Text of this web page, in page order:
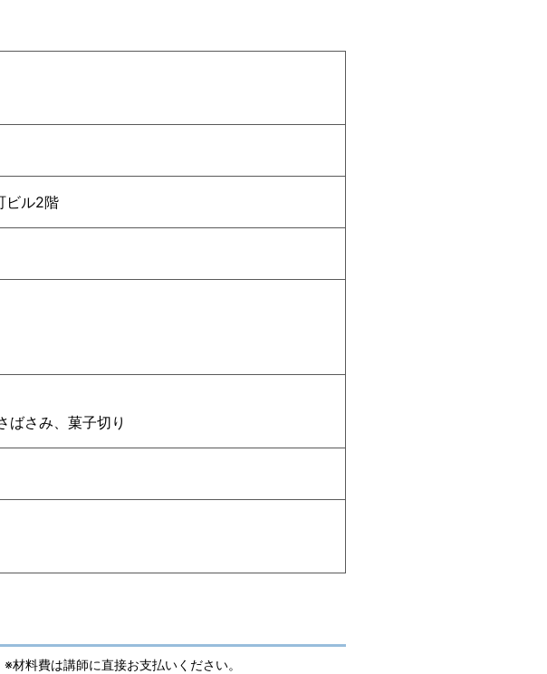
ビル2階
ばさみ、菓子切り
料費は講師に直接お支払いください。